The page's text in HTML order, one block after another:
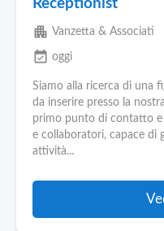
Receptionist
apartment Vanzetta & Associati
event_available oggi
Siamo alla ricerca di una
da inserire presso la nostra
primo punto di contatto e
e collaboratori, capace di
attività...